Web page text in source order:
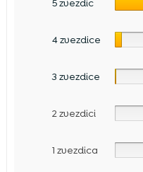
5 zvezdic
4 zvezdice
3 zvezdice
2 zvezdici
1 zvezdica